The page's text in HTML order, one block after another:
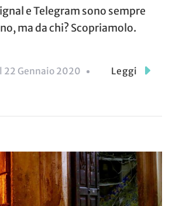
e Telegram sono sempre
ma da chi? Scopriamolo.
22 Gennaio 2020 Leggi